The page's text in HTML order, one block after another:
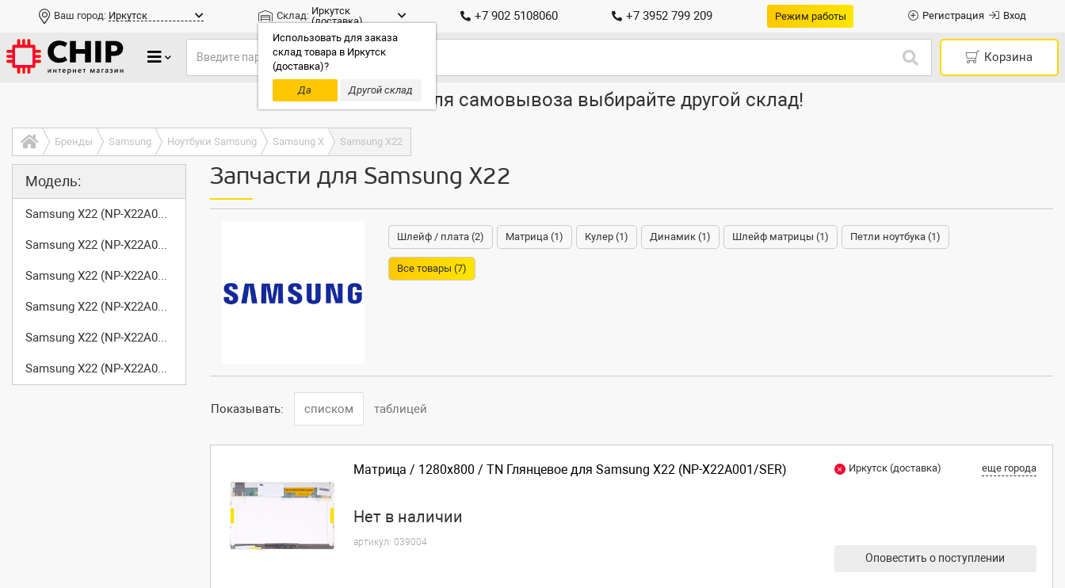
Ваш город: Иркутск Склад: Иркутск
(доставка)
Использовать для заказа
склад товара в Иркутск
(доставка)?
Да
Другой склад
+7 902 5108060 +7 3952 799 209 Режим работы Регистрация Вход
Корзина
Только доставка, для самовывоза выбирайте другой склад!
Бренды Samsung Ноутбуки Samsung Samsung X Samsung X22
Модель:
Samsung X22 (NP-X22A001/SER)
Samsung X22 (NP-X22A002/SER)
Samsung X22 (NP-X22A003/SER)
Samsung X22 (NP-X22A004/SER)
Samsung X22 (NP-X22A005/SER)
Samsung X22 (NP-X22A007/SER)
Запчасти для Samsung X22
Шлейф / плата (2) Матрица (1) Кулер (1) Динамик (1) Шлейф матрицы (1) Петли ноутбука (1)
Все товары (7)
Показывать: списком таблицей
Матрица / 1280x800 / TN Глянцевое для Samsung X22 (NP-X22A001/SER)
Нет в наличии
артикул: 039004
Иркутск (доставка) еще города
Оповестить о поступлении